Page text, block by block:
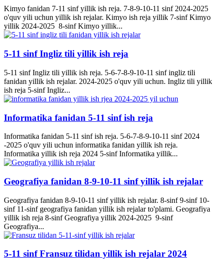
Kimyo fanidan 7-11 sinf yillik ish reja. 7-8-9-10-11 sinf 2024-2025
o'quv yili uchun yillik ish rejalar. Kimyo ish reja yillik 7-sinf Kimyo
yillik 2024-2025 8-sinf Kimyo yillik...
5-11 sinf Ingliz tili yillik ish reja
5-11 sinf Ingliz tili yillik ish reja. 5-6-7-8-9-10-11 sinf ingliz tili
fanidan yillik ish rejalar. 2024-2025 o'quv yili uchun. Ingliz tili yillik
ish reja 5-sinf Ingliz...
Informatika fanidan 5-11 sinf ish reja
Informatika fanidan 5-11 sinf ish reja. 5-6-7-8-9-10-11 sinf 2024
-2025 o'quv yili uchun informatika fanidan yillik ish reja.
Informatika yillik ish reja 2024 5-sinf Informatika yillik...
Geografiya fanidan 8-9-10-11 sinf yillik ish rejalar
Geografiya fanidan 8-9-10-11 sinf yillik ish rejalar. 8-sinf 9-sinf 10-
sinf 11-sinf geografiya fanidan yillik ish rejalar to'plami. Geografiya
yillik ish reja 8-sinf Geografiya yillik 2024-2025 9-sinf
Geografiya...
5-11 sinf Fransuz tilidan yillik ish rejalar 2024